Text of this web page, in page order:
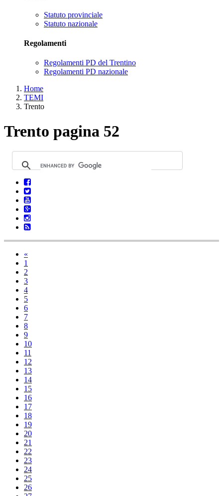
Statuto provinciale
Statuto nazionale
Regolamenti
Regolamenti PD del Trentino
Regolamenti PD nazionale
Home
TEMI
Trento
Trento pagina 52
«
1
2
3
4
5
6
7
8
9
10
11
12
13
14
15
16
17
18
19
20
21
22
23
24
25
26